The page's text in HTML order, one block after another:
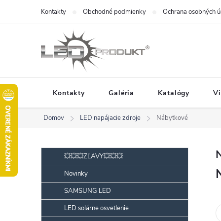
obsah
Kontakty Obchodné podmienky Ochrana osobných
Kontakty Galéria Katalógy
Domov LED napájacie zdroje Nábytkové
o
č
n
Preskočiť
kategórie💥💥💥ZĽAVY💥💥💥
Novinky
SAMSUNG LED
LED solárne osvetlenie